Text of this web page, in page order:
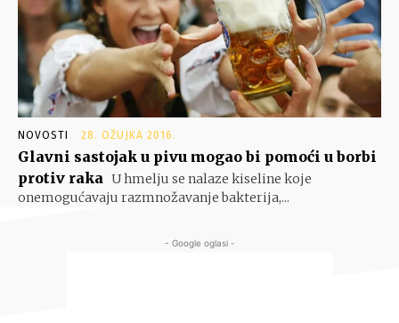
NOVOSTI 28. OŽUJKA 2016.
Glavni sastojak u pivu mogao bi pomoći u borbi
protiv raka U hmelju se nalaze kiseline koje
onemogućavaju razmnožavanje bakterija,...
- Google oglasi -